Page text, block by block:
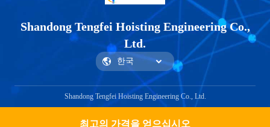
최고의 가격을 얻으십시오
Shandong Tengfei Hoisting Engineering Co.,
Ltd.
Shandong Tengfei Hoisting Engineering Co., Ltd.
Get a Quote